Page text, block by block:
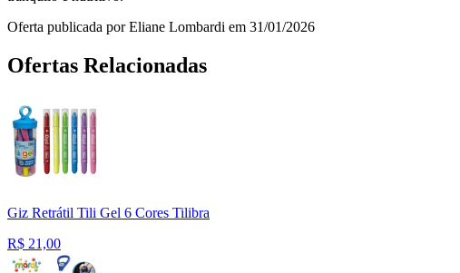
Oferta publicada por Eliane Lombardi em 31/01/2026
Ofertas Relacionadas
Giz Retrátil Tili Gel 6 Cores Tilibra
R$ 21,00